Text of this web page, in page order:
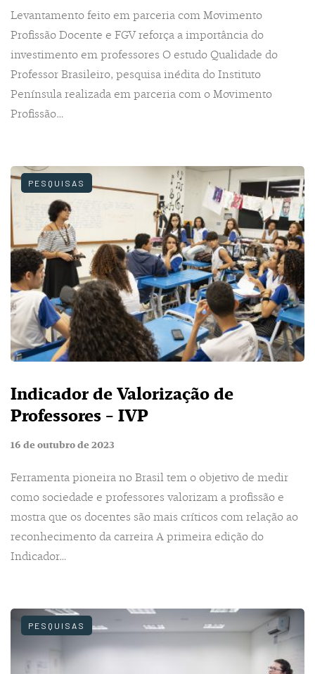
Levantamento feito em parceria com Movimento
Profissão Docente e FGV reforça a importância do
investimento em professores O estudo Qualidade do
Professor Brasileiro, pesquisa inédita do Instituto
Península realizada em parceria com o Movimento
Profissão…
PESQUISAS
Indicador de Valorização de
Professores - IVP
16 de outubro de 2023
Ferramenta pioneira no Brasil tem o objetivo de medir
como sociedade e professores valorizam a profissão e
mostra que os docentes são mais críticos com relação ao
reconhecimento da carreira A primeira edição do
Indicador…
PESQUISAS